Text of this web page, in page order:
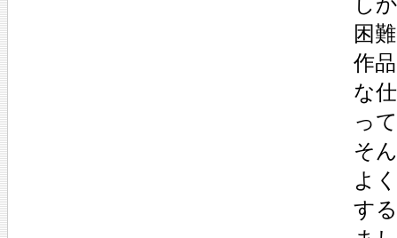
困
作
な
っ
そ
よ
す